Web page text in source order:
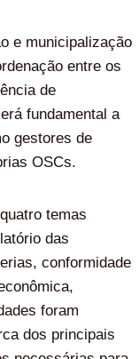
e municipalização
entre os
de
fundamental a
gestores de
OSCs.
temas
das
conformidade
foram
dos principais